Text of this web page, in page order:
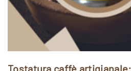
Tostatura caffè